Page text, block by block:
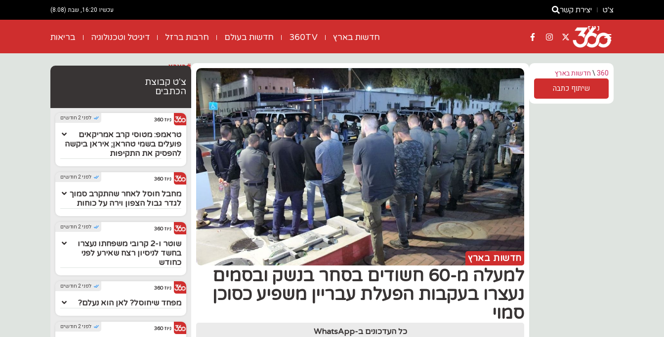
צ'ט יצירת קשר עכשיו 16:20, שבת (8.08)
ניוז
חדשות בארץ 360TV חדשות בעולם חרבות ברזל דיגיטל וטכנולוגיה בריאות
360
\חדשות בארץ
שיתוף כתבה
חדשות בארץ
למעלה מ-60 חשודים בסחר בנשק ובסמים
נעצרו בעקבות הפעלת עבריין משפיע כסוכן
סמוי ‎
כל העדכונים ב-WhatsApp
#בארץ
צ'ט קבוצת
הכתבים
לפני 2 חודשים ניוז 360
טראמפ: מטוסי קרב אמריקאים
פועלים בשמי טהראן; איראן ביקשה
להפסיק את התקיפות
לפני 2 חודשים ניוז 360
מחבל חוסל לאחר שהתקרב סמוך
לגדר גבול הצפון וירה על כוחות
לפני 2 חודשים ניוז 360
שוטר ו-2 קרובי משפחתו נעצרו
בחשד לניסיון רצח שאירע לפני
כחודש
לפני 2 חודשים ניוז 360
מפחד שיחוסל? לאן הוא נעלם?
לפני 2 חודשים ניוז 360